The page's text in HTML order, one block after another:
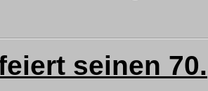
seinen 70.